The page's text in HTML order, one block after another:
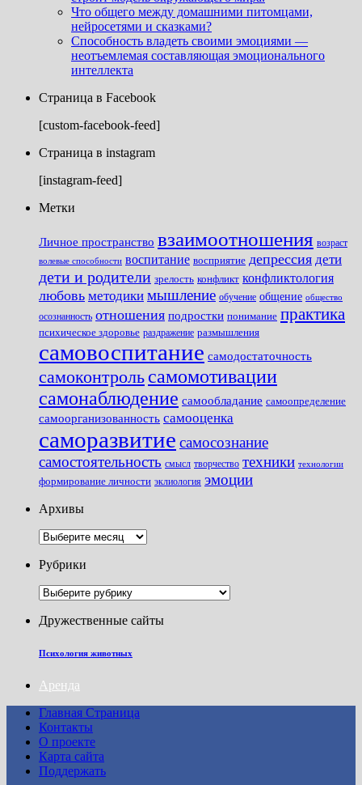
Что общего между домашними питомцами,
нейросетями и сказками?
Способность владеть своими эмоциями —
неотъемлемая составляющая эмоционального
интеллекта
Страница в Facebook
[custom-facebook-feed]
Страница в instagram
[instagram-feed]
Метки
Личное пространство взаимоотношения возраст
волевые способности воспитание восприятие депрессия дети
дети и родители зрелость конфликт конфликтология
любовь методики мышление обучение общение общество
осознанность отношения подростки понимание практика
психическое здоровье раздражение размышления
самовоспитание самодостаточность
самоконтроль самомотивации
самонаблюдение самообладание самоопределение
самоорганизованность самооценка
саморазвитие самосознание
самостоятельность смысл творчество техники технологии
формирование личности эклиология эмоции
Архивы
Архивы
Рубрики
Рубрики
Дружественные сайты
Психология животных
Аренда
Главная Страница
Контакты
О проекте
Карта сайта
Поддержать